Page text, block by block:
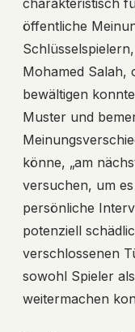
charakteristisch
öffentliche
Mohamed Salah,
bewältigen
Muster und
könne, „am
versuchen, um
persönliche
potenziell
verschlossenen
sowohl Spieler
weitermachen